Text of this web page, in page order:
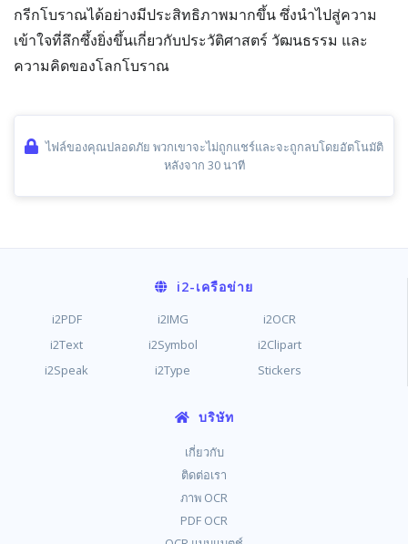
กรีกโบราณได้อย่างมีประสิทธิภาพมากขึ้น ซึ่งนำไปสู่ความ
เข้าใจที่ลึกซึ้งยิ่งขึ้นเกี่ยวกับประวัติศาสตร์ วัฒนธรรม และ
ความคิดของโลกโบราณ
ไฟล์ของคุณปลอดภัย พวกเขาจะไม่ถูกแชร์และจะถูกลบโดยอัตโนมัติ
หลังจาก 30 นาที
i2-เครือข่าย
i2PDF i2IMG
i2OCR
i2Text
i2Symbol
i2Clipart
i2Speak
i2Type Stickers
บริษัท
เกี่ยวกับ
ติดต่อเรา
ภาพ OCR
PDF OCR